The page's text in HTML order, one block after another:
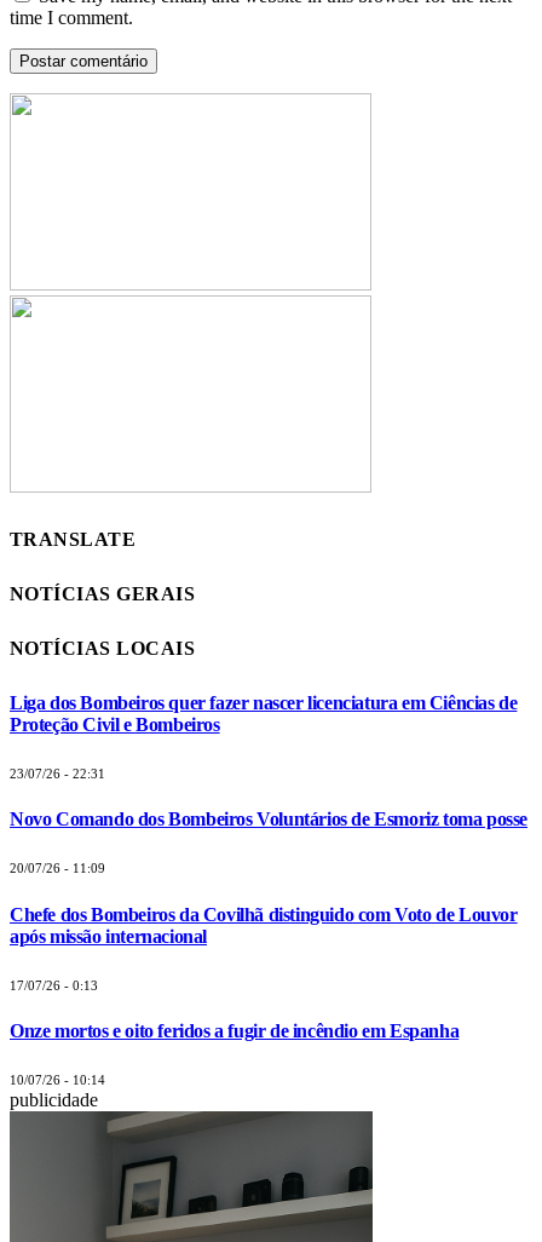
time I comment.
TRANSLATE
NOTÍCIAS GERAIS
NOTÍCIAS LOCAIS
Liga dos Bombeiros quer fazer nascer licenciatura em Ciências de
Proteção Civil e Bombeiros
23/07/26 - 22:31
Novo Comando dos Bombeiros Voluntários de Esmoriz toma posse
20/07/26 - 11:09
Chefe dos Bombeiros da Covilhã distinguido com Voto de Louvor
após missão internacional
17/07/26 - 0:13
Onze mortos e oito feridos a fugir de incêndio em Espanha
10/07/26 - 10:14
publicidade